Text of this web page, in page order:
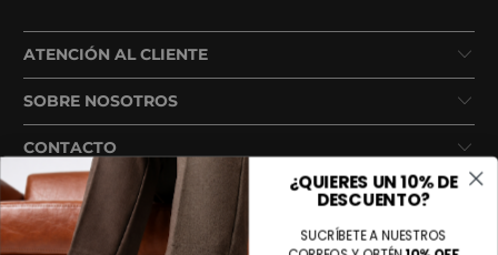
ATENCIÓN AL CLIENTE
SOBRE NOSOTROS
CONTACTO
¿QUIERES UN 10% DE
DESCUENTO?
SUCRÍBETE A NUESTROS